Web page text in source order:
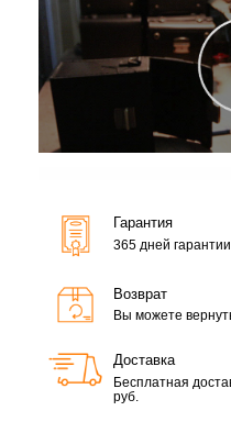
Гарантия
365 дней
Возврат
Вы можете
Доставка
Бесплатная
руб.